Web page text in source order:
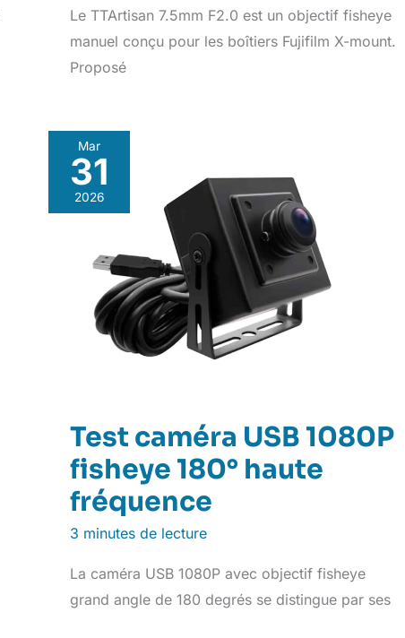
Le TTArtisan 7.5mm F2.0 est un objectif fisheye
manuel conçu pour les boîtiers Fujifilm X-mount.
Proposé
Mar
31
2026
Test caméra USB 1080P
fisheye 180° haute
fréquence
3 minutes de lecture
La caméra USB 1080P avec objectif fisheye
grand angle de 180 degrés se distingue par ses